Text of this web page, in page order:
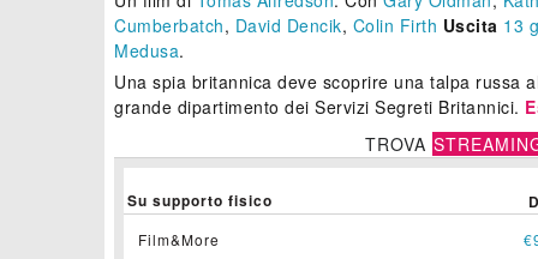
Cumberbatch, David Dencik, Colin Firth Uscita 13
Medusa.
Una spia britannica deve scoprire una talpa russa
grande dipartimento dei Servizi Segreti Britannici.
TROVA
Su supporto fisico
Film&More